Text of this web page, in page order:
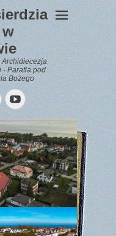
Archidiecezja
- Parafia pod
Bożego
EmailYouTube